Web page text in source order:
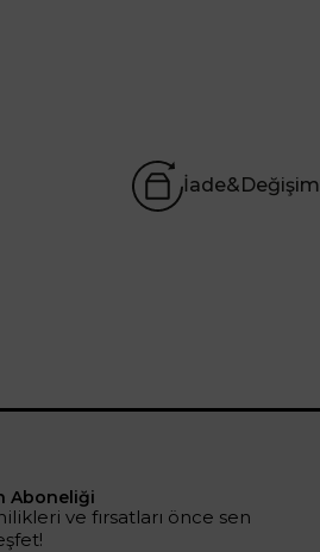
İade&Değişim
Aboneliği
ve fırsatları önce sen